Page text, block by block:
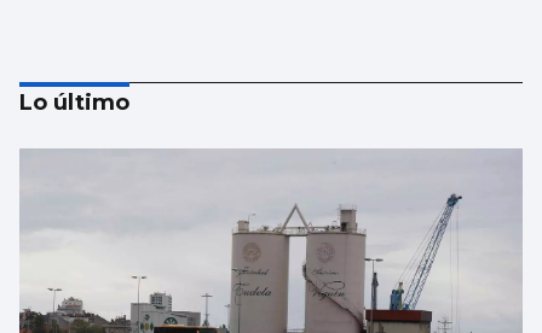
Lo último